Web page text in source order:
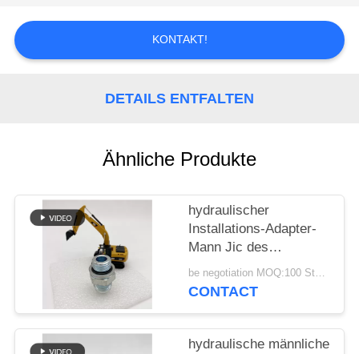
UNS
IN
ZITAT
SITEMAP
PRIVACY
POLICY
KONTAKT!
DETAILS ENTFALTEN
Ähnliche Produkte
hydraulischer
Installations-Adapter-
Mann Jic des
Schlauch-1jh zu
metrischem O Ring
be negotiation MOQ:100 Stücke
CONTACT
hydraulische männliche